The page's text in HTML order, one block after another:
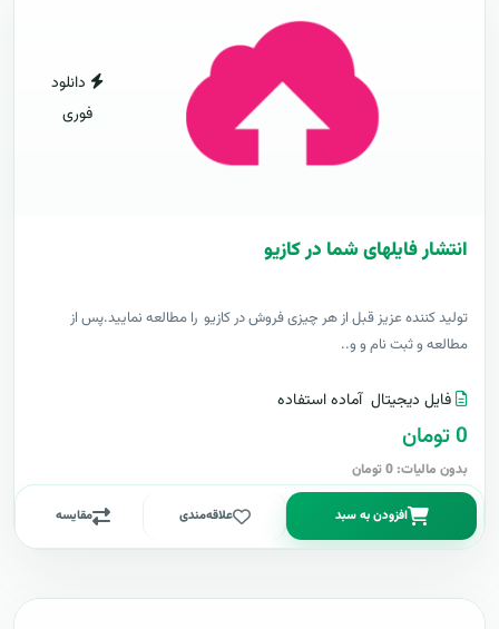
دانلود
فوری
انتشار فایلهای شما در کازیو
توليد کننده عزيز قبل از هر چیزی فروش در کازیو را مطالعه نمایید.پس از
مطالعه و ثبت نام و و..
فایل دیجیتال آماده استفاده
0 تومان
بدون مالیات: 0 تومان
افزودن به سبد علاقه‌مندی مقایسه